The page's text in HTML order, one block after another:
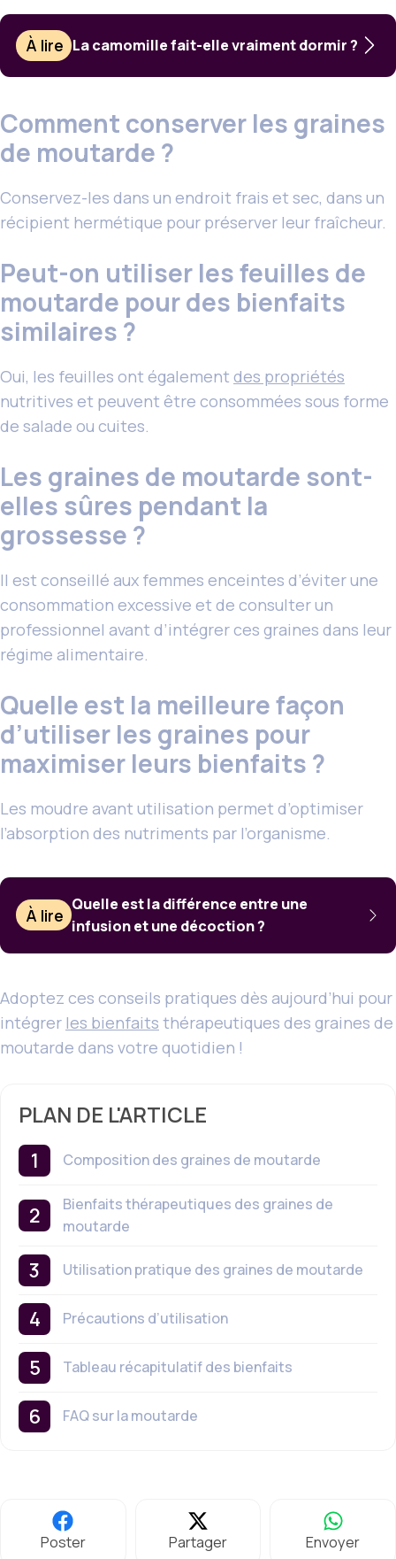
À lire La camomille fait-elle vraiment dormir ?
Comment conserver les graines
de moutarde ?
Conservez-les dans un endroit frais et sec, dans un
récipient hermétique pour préserver leur fraîcheur.
Peut-on utiliser les feuilles de
moutarde pour des bienfaits
similaires ?
Oui, les feuilles ont également des propriétés
nutritives et peuvent être consommées sous forme
de salade ou cuites.
Les graines de moutarde sont-
elles sûres pendant la
grossesse ?
Il est conseillé aux femmes enceintes d’éviter une
consommation excessive et de consulter un
professionnel avant d’intégrer ces graines dans leur
régime alimentaire.
Quelle est la meilleure façon
d’utiliser les graines pour
maximiser leurs bienfaits ?
Les moudre avant utilisation permet d’optimiser
l’absorption des nutriments par l’organisme.
À lire
Quelle est la différence entre une
infusion et une décoction ?
Adoptez ces conseils pratiques dès aujourd’hui pour
intégrer les bienfaits thérapeutiques des graines de
moutarde dans votre quotidien !
PLAN DE L'ARTICLE
Composition des graines de moutarde
Bienfaits thérapeutiques des graines de
moutarde
Utilisation pratique des graines de moutarde
Précautions d’utilisation
Tableau récapitulatif des bienfaits
FAQ sur la moutarde
Poster Partager Envoyer